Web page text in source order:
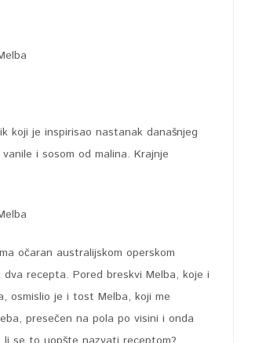
koji je inspirisao nastanak današnjeg
i sosom od malina. Krajnje
očaran australijskom operskom
recepta. Pored breskvi Melba, koje i
osmislio je i tost Melba, koji me
presečen na pola po visini i onda